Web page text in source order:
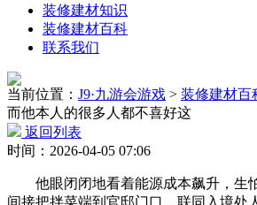
装修建材知识
装修建材百科
联系我们
当前位置： J9·九游会游戏 > 装修建材百
而他本人的很多人都不喜好这
返回列表
时间：2026-04-05 07:06
他眼闭闭地看着能源成本飙升，生
间接把拌菜端到官邸门口，联同入境处